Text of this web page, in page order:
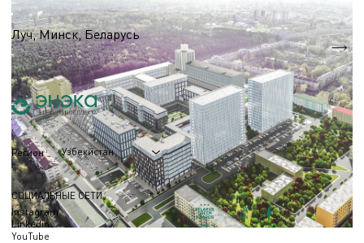
Бизнес центры
Луч, Минск, Беларусь
S = 4 8307 га.
Регион Узбекистан
СОЦИАЛЬНЫЕ СЕТИ
Instagram
Linkedin
YouTube